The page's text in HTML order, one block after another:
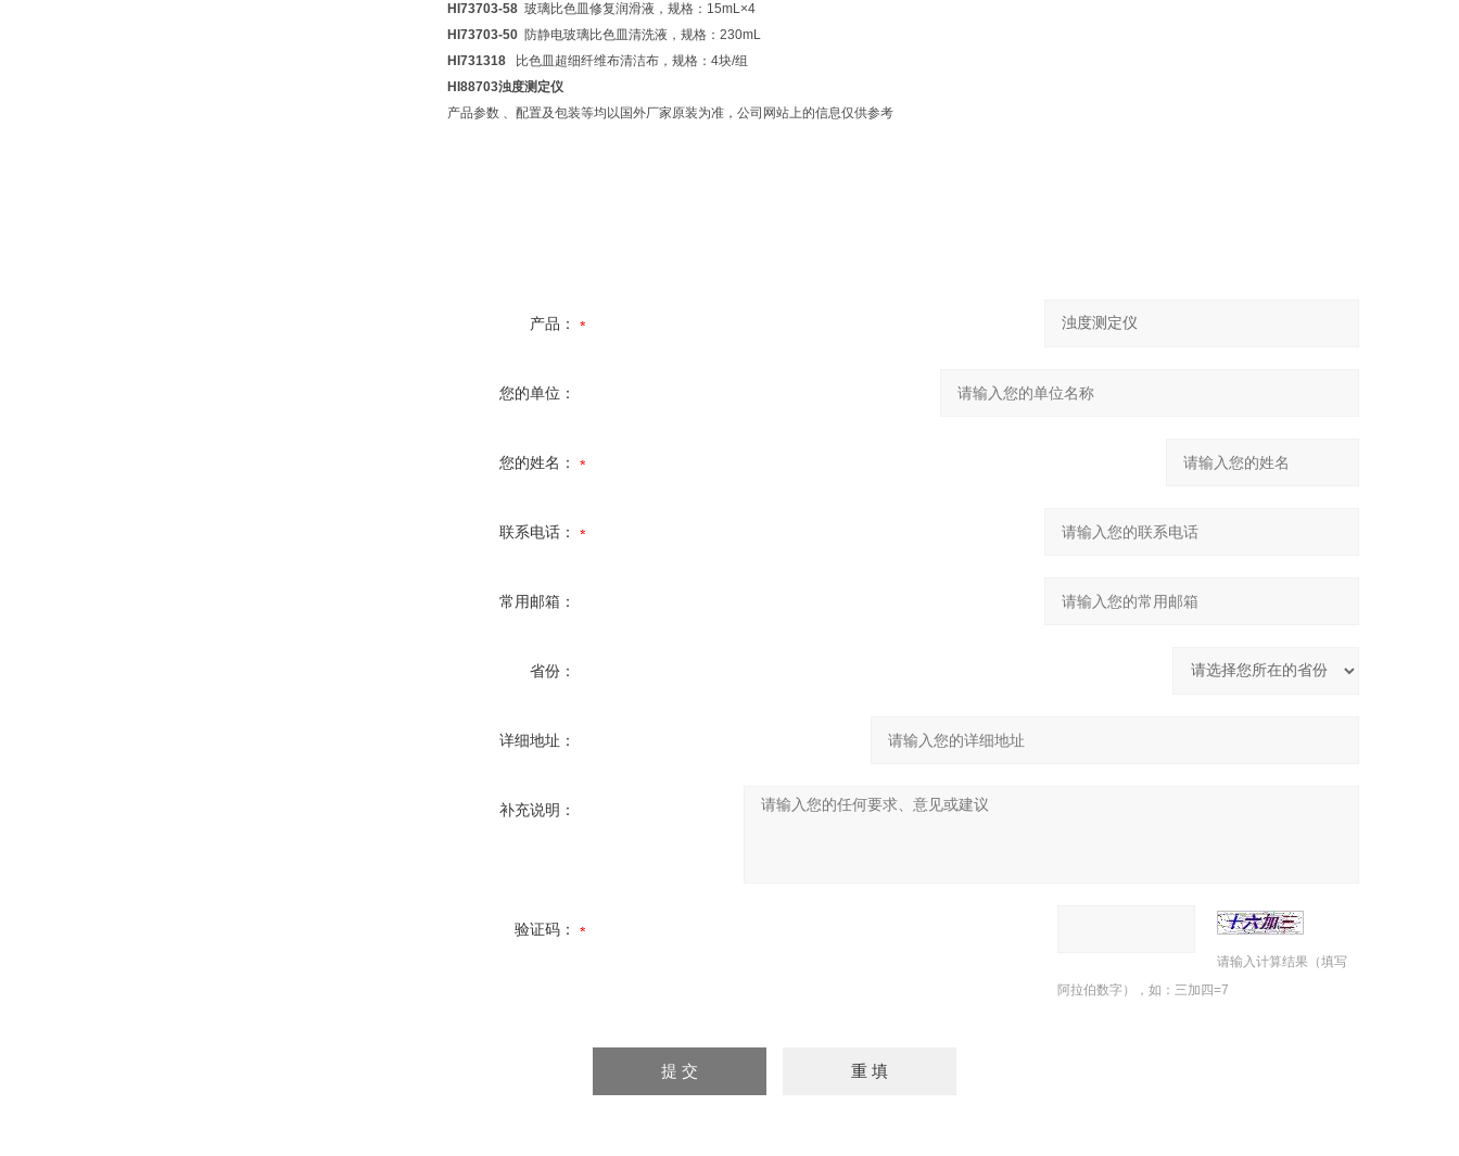
HI73703-58 玻璃比色皿修复润滑液，规格 ：15mL×4
HI73703-50 防静电玻璃比色皿清洗液，规格 ：230mL
HI731318
比色皿超细纤维布清洁布，规格 ：4块/组
HI88703浊度测定仪
产品参数 、配置及包装等均以国外厂家原装为准，公司网站上的信息仅供参考
产品：
您的单位：
您的姓名：
联系电话：
常用邮箱：
省份：
详细地址：
补充说明：
验证码：
请输入计算结果（填写
阿拉伯数字），如：三加四=7